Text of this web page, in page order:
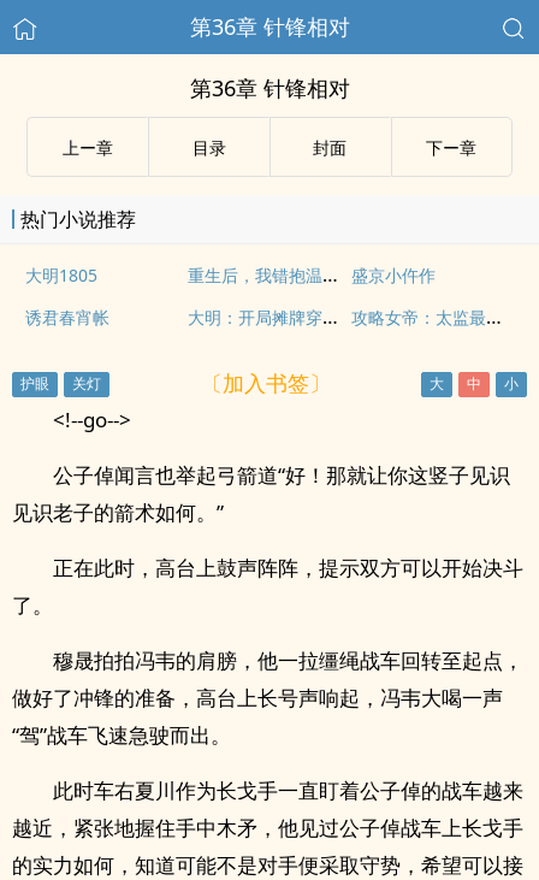
第36章 针锋相对
第36章 针锋相对
上ー章 目录 封面 下ー章
热门小说推荐
大明1805 重生后，我错抱温柔暴君大腿
盛京小仵作
诱君春宵帐
大明：开局摊牌穿越者，老朱懵了 攻略女帝：太监最风流
〔加入书签〕
<!--go-->
公子倬闻言也举起弓箭道“好！那就让你这竖子见识
见识老子的箭术如何。”
正在此时，高台上鼓声阵阵，提示双方可以开始决斗
了。
穆晟拍拍冯韦的肩膀，他一拉缰绳战车回转至起点，
做好了冲锋的准备，高台上长号声响起，冯韦大喝一声
“驾”战车飞速急驶而出。
此时车右夏川作为长戈手一直盯着公子倬的战车越来
越近，紧张地握住手中木矛，他见过公子倬战车上长戈手
的实力如何，知道可能不是对手便采取守势，希望可以接